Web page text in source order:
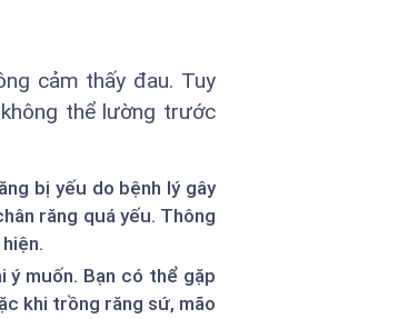
cảm thấy đau. Tuy
thể lường trước
bị yếu do bệnh lý gây
răng quá yếu. Thông
muốn. Bạn có thể gặp
khi trồng răng sứ, mão